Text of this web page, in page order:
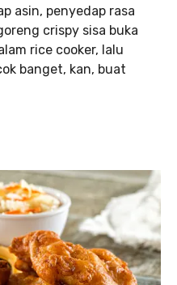
asin, penyedap rasa
crispy sisa buka
rice cooker, lalu
banget, kan, buat